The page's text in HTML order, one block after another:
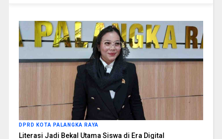
DPRD KOTA PALANGKA RAYA
Literasi Jadi Bekal Utama Siswa di Era Digital